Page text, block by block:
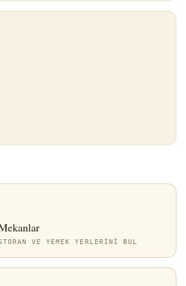
VE YEMEK YERLERINI BUL